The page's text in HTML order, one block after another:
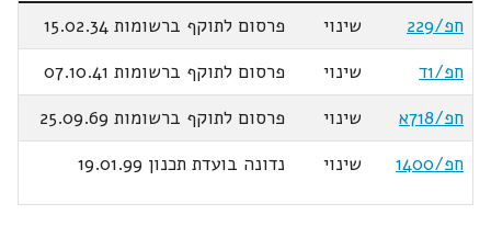
חפ/229
שינוי
פרסום לתוקף ברשומות 15.02.34
חפ/1ד
שינוי
פרסום לתוקף ברשומות 07.10.41
חפ/718א
שינוי
פרסום לתוקף ברשומות 25.09.69
חפ/1400
שינוי נדונה בועדת תכנון 19.01.99